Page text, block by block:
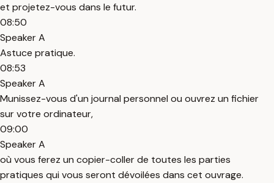
et projetez-vous dans le futur.
08:50
Speaker A
Astuce pratique.
08:53
Speaker A
Munissez-vous d'un journal personnel ou ouvrez un fichier
sur votre ordinateur,
09:00
Speaker A
où vous ferez un copier-coller de toutes les parties
pratiques qui vous seront dévoilées dans cet ouvrage.